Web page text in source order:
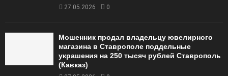
27.05.2026 0
Мошенник продал владельцу ювелирного
магазина в Ставрополе поддельные
украшения на 250 тысяч рублей Ставрополь
(Кавказ)